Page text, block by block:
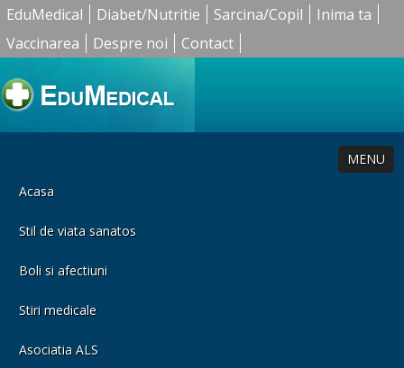
EduMedical Diabet/Nutritie Sarcina/Copil
Inima ta
Vaccinarea
Despre noi Contact
MENU
Acasa
Stil de viata sanatos
Boli si afectiuni
Stiri medicale
Asociatia ALS